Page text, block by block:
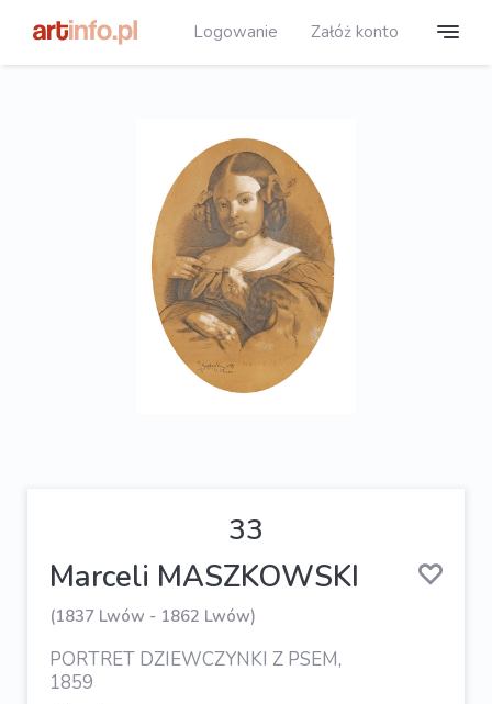
Logowanie Załóż konto
33
Marceli MASZKOWSKI
(1837 Lwów - 1862 Lwów)
PORTRET DZIEWCZYNKI Z PSEM,
1859